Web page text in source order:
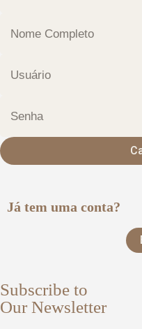
Já tem uma conta?
Subscribe to
Our Newsletter